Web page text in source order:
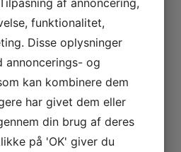
Symaskine Torvet
funktionalitet,
Disse oplysninger
annoncerings- og
kan kombinere dem
har givet dem eller
din brug af deres
på 'OK' giver du